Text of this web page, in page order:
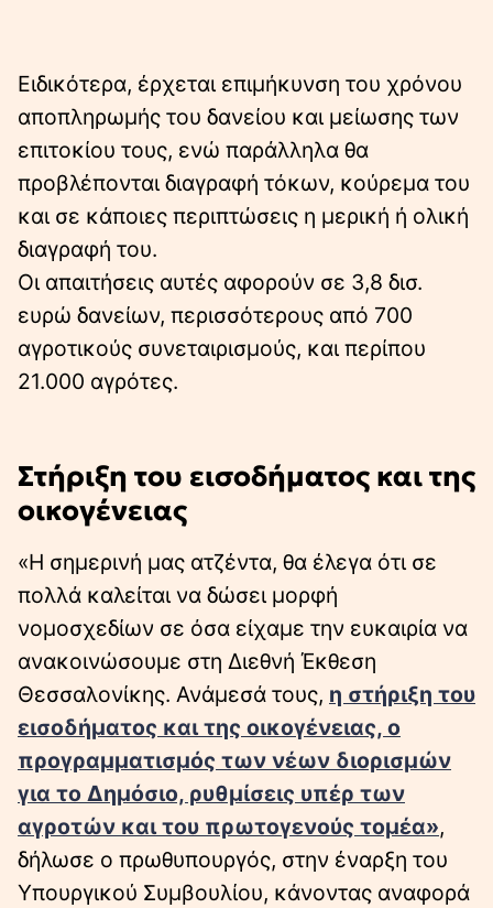
Ειδικότερα, έρχεται επιμήκυνση του χρόνου
αποπληρωμής του δανείου και μείωσης των
επιτοκίου τους, ενώ παράλληλα θα
προβλέπονται διαγραφή τόκων, κούρεμα του
και σε κάποιες περιπτώσεις η μερική ή ολική
διαγραφή του.
Οι απαιτήσεις αυτές αφορούν σε 3,8 δισ.
ευρώ δανείων, περισσότερους από 700
αγροτικούς συνεταιρισμούς, και περίπου
21.000 αγρότες.
Στήριξη του εισοδήματος και της
οικογένειας
«H σημερινή μας ατζέντα, θα έλεγα ότι σε
πολλά καλείται να δώσει μορφή
νομοσχεδίων σε όσα είχαμε την ευκαιρία να
ανακοινώσουμε στη Διεθνή Έκθεση
Θεσσαλονίκης. Ανάμεσά τους, η στήριξη του
εισοδήματος και της οικογένειας, ο
προγραμματισμός των νέων διορισμών
για το Δημόσιο, ρυθμίσεις υπέρ των
αγροτών και του πρωτογενούς τομέα»,
δήλωσε ο πρωθυπουργός, στην έναρξη του
Υπουργικού Συμβουλίου, κάνοντας αναφορά